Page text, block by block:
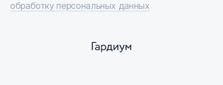
обработку персональных данных